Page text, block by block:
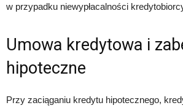
w przypadku niewypłacalności
Umowa kredytowa i
hipoteczne
Przy zaciąganiu kredytu hipotecznego,